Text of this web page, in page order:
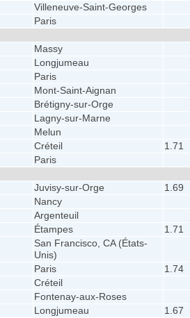
Villeneuve-Saint-Georges
Paris
Massy
Longjumeau
Paris
Mont-Saint-Aignan
Brétigny-sur-Orge
Lagny-sur-Marne
Melun
Créteil 1.71
Paris
Juvisy-sur-Orge 1.69
Nancy
Argenteuil
Étampes 1.71
San Francisco, CA (États-
Unis)
Paris 1.74
Créteil
Fontenay-aux-Roses
Longjumeau 1.67